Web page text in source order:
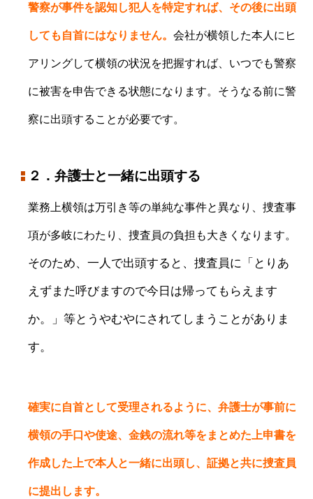
警察が事件を認知し犯人を特定すれば、その後に出頭
しても自首にはなりません。 会社が横領した本人にヒ
アリングして横領の状況を把握すれば、いつでも警察
に被害を申告できる状態になります。 そうなる前に警
察に出頭することが必要です。
２．弁護士と一緒に出頭する
業務上横領は万引き等の単純な事件と異なり、捜査事
項が多岐にわたり、捜査員の負担も大きくなります。
そのため、一人で出頭すると、捜査員に「とりあ
えずまた呼びますので今日は帰ってもらえます
か。」等とうやむやにされてしまうことがありま
す。
確実に自首として受理されるように、弁護士が事前に
横領の手口や使途、金銭の流れ等をまとめた上申書を
作成した上で本人と一緒に出頭し、証拠と共に捜査員
に提出します。